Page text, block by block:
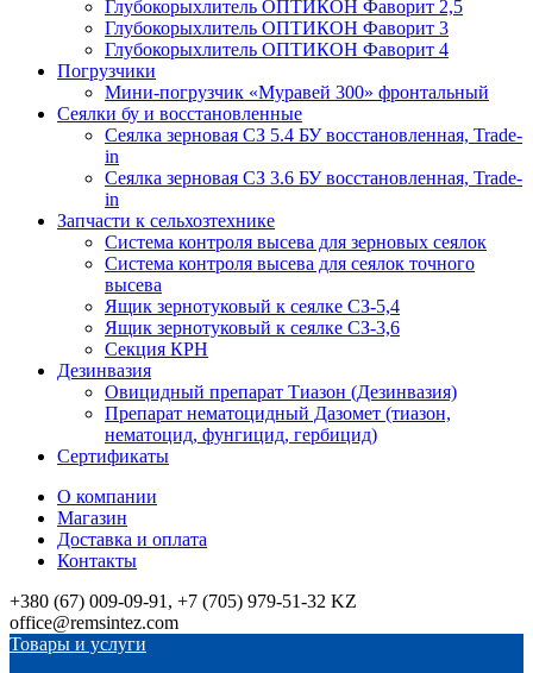
Глубокорыхлитель ОПТИКОН Фаворит 2,5
Глубокорыхлитель ОПТИКОН Фаворит 3
Глубокорыхлитель ОПТИКОН Фаворит 4
Погрузчики
Мини-погрузчик «Муравей 300» фронтальный
Сеялки бу и восстановленные
Сеялка зерновая СЗ 5.4 БУ восстановленная, Trade-
in
Сеялка зерновая СЗ 3.6 БУ восстановленная, Trade-
in
Запчасти к сельхозтехнике
Система контроля высева для зерновых сеялок
Система контроля высева для сеялок точного
высева
Ящик зернотуковый к сеялке СЗ-5,4
Ящик зернотуковый к сеялке СЗ-3,6
Секция КРН
Дезинвазия
Овицидный препарат Тиазон (Дезинвазия)
Препарат нематоцидный Дазомет (тиазон,
нематоцид, фунгицид, гербицид)
Сертификаты
О компании
Магазин
Доставка и оплата
Контакты
+380 (67) 009-09-91, +7 (705) 979-51-32 KZ
office@remsintez.com
Товары и услуги